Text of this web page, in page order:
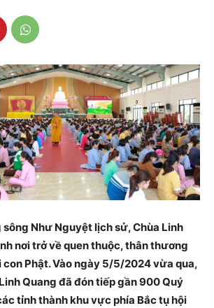
sông Như Nguyệt lịch sử, Chùa Linh
nơi trở về quen thuộc, thân thương
Phật. Vào ngày 5/5/2024 vừa qua,
Quang đã đón tiếp gần 900 Quý
tỉnh thành khu vực phía Bắc tụ hội